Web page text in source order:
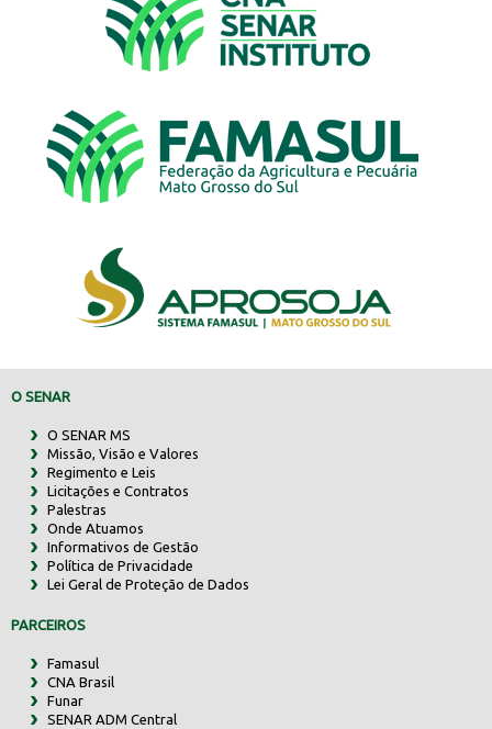
O SENAR
O SENAR MS
Missão, Visão e Valores
Regimento e Leis
Licitações e Contratos
Palestras
Onde Atuamos
Informativos de Gestão
Política de Privacidade
Lei Geral de Proteção de Dados
PARCEIROS
Famasul
CNA Brasil
Funar
SENAR ADM Central